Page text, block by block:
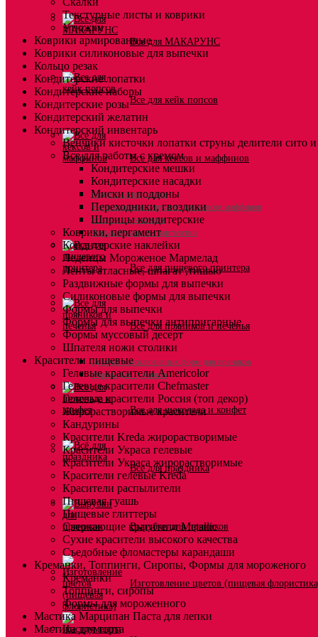
Все для МАКАРУНС
Все для кейк попсов
Все для кексов и маффинов
Подставки под кексы
Украшения и инструмент для кексов маффинов
Упаковка для кексов
Формы бумажные тарталетки
Все для пищевого принтера
Все для пряников и печенья
3д печать эксклюзивных форм для пряников
Формы для пряников
Все для шоколада и конфет
Всё для праздника
Вырубки для пряников
Изготовление цветов (пищевая
Текстурные листы и коврики
Утюжки
Коврики армированные
Коврики силиконовые для выпечки
Кольцо резак
Кондитерские лопатки
Кондитерские наборы
Кондитерские розы
Кондитерский желатин
Кондитерский инвентарь
Венчики кисточки лопатки струны делители сито
Все для работы с кремом
Кондитерские мешки
Кондитерские насадки
Миски и поддоны
Переходники, гвоздики
Шприцы кондитерские
Коврики, пергамент
Кондитерские наклейки
Леденцы Мороженое Мармелад
Ленты атласные, шпагат ,тишью
Раздвижные формы для выпечки
Силиконовые формы для выпечки
Формы для выпечки
Формы для выпечки антипригарные
Формы муссовый десерт
Шпателя ножи столики
Красители пищевые
Гелевые красители Americolor
Гелевые красители Chefmaster
Гелевые красители Россия (топ декор)
Жирорастворимые красители
Кандурины
Красители Kreda жирорастворимые
Красители Украса гелевые
Красители Украса жирорастворимые
Красители гелевые Kreda
Красители распылители
Пищевая гуашь
Пищевые глиттеры
Сверкающие красители Metallic
Сухие красители высокого качества
Съедобные фломастеры карандаши
Креманки, Топпинги, Сиропы, Формы для мороженого
Креманки
Топпинги, сиропы
Формы для мороженного
Мастика Марципан Паста для лепки
Мастика для торта